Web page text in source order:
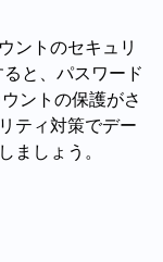
ントのセキュリ
と、パスワード
ントの保護がさ
ティ対策でデー
ましょう。